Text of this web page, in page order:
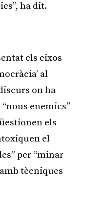
ha dit.
els eixos
al
on ha
enemics”
els
el
per “minar
tècniques